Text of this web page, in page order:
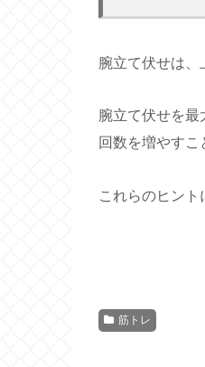
腕立て伏せは、
腕立て伏せを最
回数を増やすこ
これらのヒント
筋トレ